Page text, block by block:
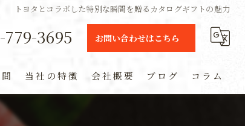
トヨタとコラボした特別な瞬間を贈るカタログギフトの魅力
779-3695 お問い合わせはこちら
当社の特徴 会社概要 ブログ コラム